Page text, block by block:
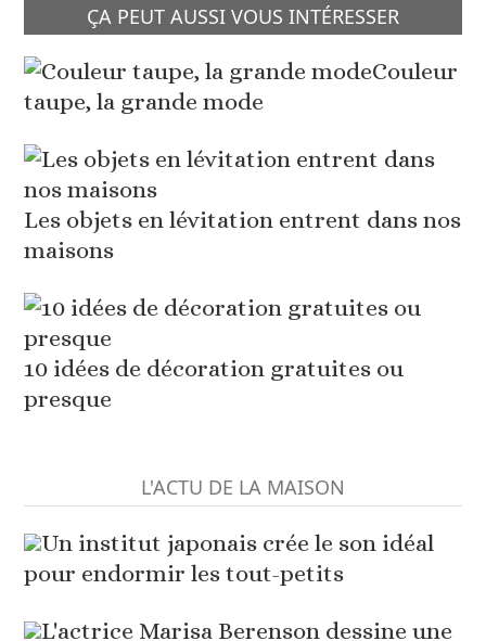
ÇA PEUT AUSSI VOUS INTÉRESSER
Couleur
taupe, la grande mode
Les objets en lévitation entrent dans nos
maisons
10 idées de décoration gratuites ou
presque
L'ACTU DE LA MAISON
Un institut japonais crée le son idéal
pour endormir les tout-petits
L'actrice Marisa Berenson dessine une